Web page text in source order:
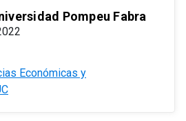
Pompeu Fabra
Económicas y